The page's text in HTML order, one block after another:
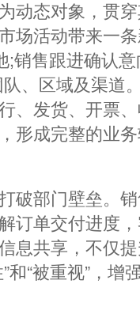
态对象，贯穿
场活动带来一
跟进确
、区域及渠道
、发货、开票
形成完整的业
部门壁垒。销
订单交付进度
的信息共享，不
和“被重视”，增